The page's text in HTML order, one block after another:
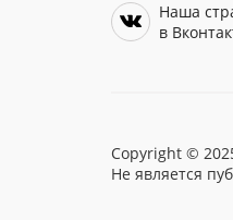
Наша
в
Copyright ©
Не является